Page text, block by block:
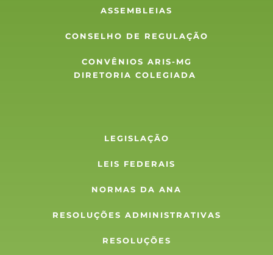
ASSEMBLEIAS
CONSELHO DE REGULAÇÃO
CONVÊNIOS ARIS-MG
DIRETORIA COLEGIADA
LEGISLAÇÃO
LEIS FEDERAIS
NORMAS DA ANA
RESOLUÇÕES ADMINISTRATIVAS
RESOLUÇÕES